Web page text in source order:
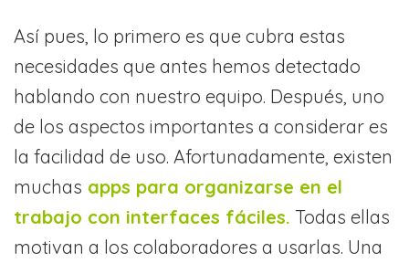
Así pues, lo primero es que cubra estas
necesidades que antes hemos detectado
hablando con nuestro equipo. Después, uno
de los aspectos importantes a considerar es
la facilidad de uso. Afortunadamente, existen
muchas apps para organizarse en el
trabajo con interfaces fáciles. Todas ellas
motivan a los colaboradores a usarlas. Una